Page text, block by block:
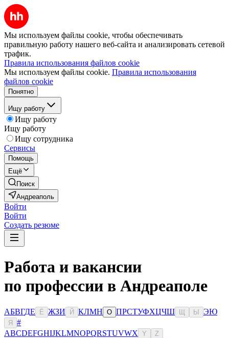
Мы используем файлы cookie, чтобы обеспечивать
правильную работу нашего веб-сайта и анализировать сетевой
трафик.
Правила использования файлов cookie
Мы используем файлы cookie. Правила использования
файлов cookie
Понятно
Ищу работу
Ищу работу
Ищу работу
Ищу сотрудника
Сервисы
Помощь
Ещё
Поиск
Андреаполь
Войти
Войти
Создать резюме
Работа и вакансии
по профессии в Андреаполе
АБВГДЕ Ё ЖЗИ Й КЛМН О ПРСТУФХЦЧШ Ы ЭЮ
Я
#
ABCDEFGHIJKLMNOPQRSTUVWX Y Z